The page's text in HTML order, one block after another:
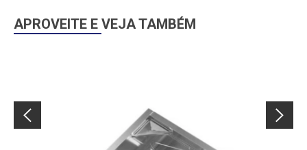
APROVEITE E VEJA TAMBÉM